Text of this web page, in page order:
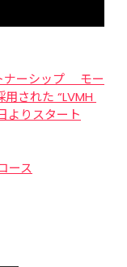
ーシップ 　モー
された “LVMH
よりスタート
ース